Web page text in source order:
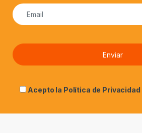
Acepto la Política de Privacidad